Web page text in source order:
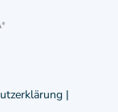
|